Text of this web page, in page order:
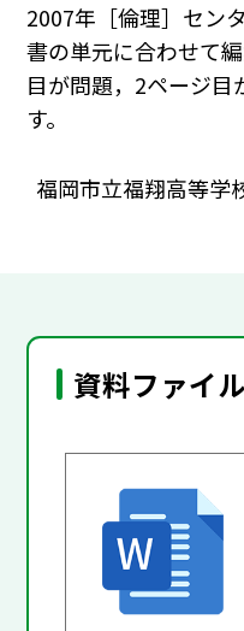
2007年［倫理］セン
書の単元に合わせて
目が問題，2ページ目
す。
福岡市立福翔高等
資料ファイル